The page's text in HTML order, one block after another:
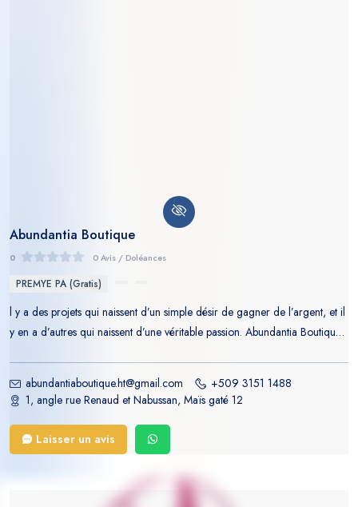
Abundantia Boutique
0 0 Avis / Doléances
PREMYE PA (Gratis)
l y a des projets qui naissent d’un simple désir de gagner de l’argent, et il
y en a d’autres qui naissent d’une véritable passion. Abundantia Boutique
pour les parfums. Pour lui, un parfum n’était pas seulement une fragrance
: c’était une façon de raconter une histoire, d’exprimer une personnalité
et de laisser une empreinte dans la mémoire des autres. Au fil du temps, il
a constaté qu’en Haïti, beaucoup de personnes rêvaient de porter des
parfums de qualité, mais se heurtaient souvent au manque de choix, au
doute sur l’authenticité des produits ou à des prix peu accessibles. Cette
abundantiaboutique.ht@gmail.com
+509 3151 1488
1, angle rue Renaud et Nabussan, Maïs gaté 12
Laisser un avis